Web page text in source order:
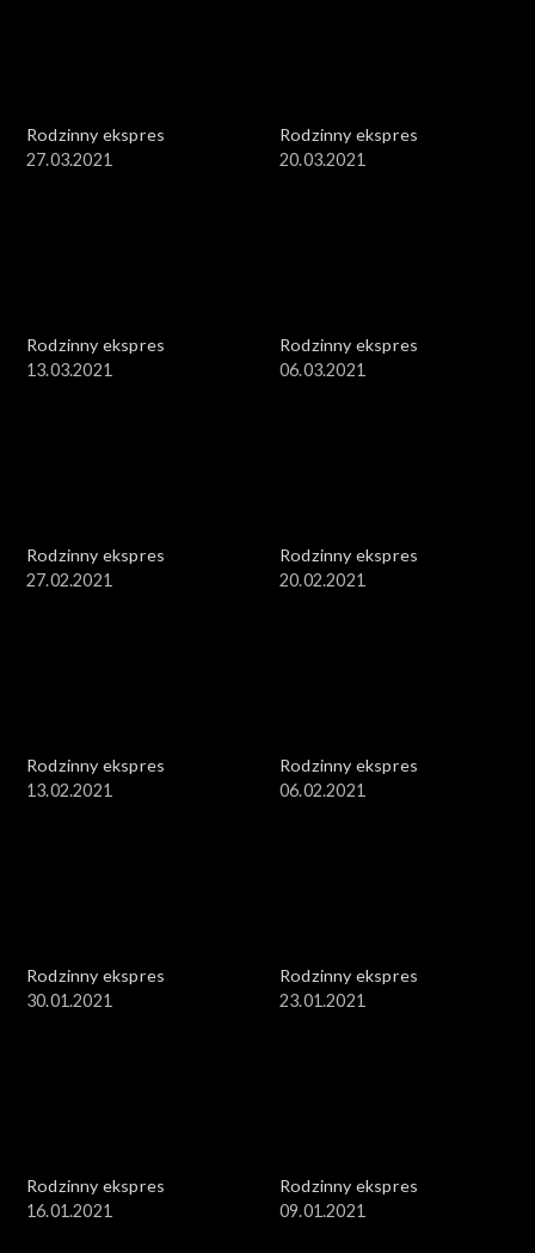
Rodzinny ekspres
27.03.2021
Rodzinny ekspres
20.03.2021
Rodzinny ekspres
13.03.2021
Rodzinny ekspres
06.03.2021
Rodzinny ekspres
27.02.2021
Rodzinny ekspres
20.02.2021
Rodzinny ekspres
13.02.2021
Rodzinny ekspres
06.02.2021
Rodzinny ekspres
30.01.2021
Rodzinny ekspres
23.01.2021
Rodzinny ekspres
16.01.2021
Rodzinny ekspres
09.01.2021